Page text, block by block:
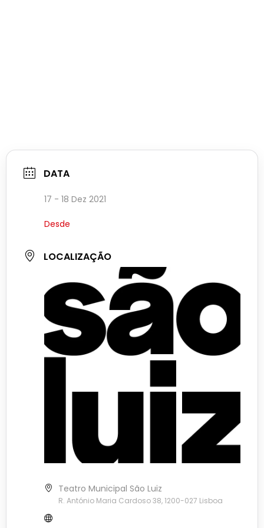
DATA
17 - 18 Dez 2021
Desde
LOCALIZAÇÃO
Teatro Municipal São Luiz
R. António Maria Cardoso 38, 1200-027 Lisboa